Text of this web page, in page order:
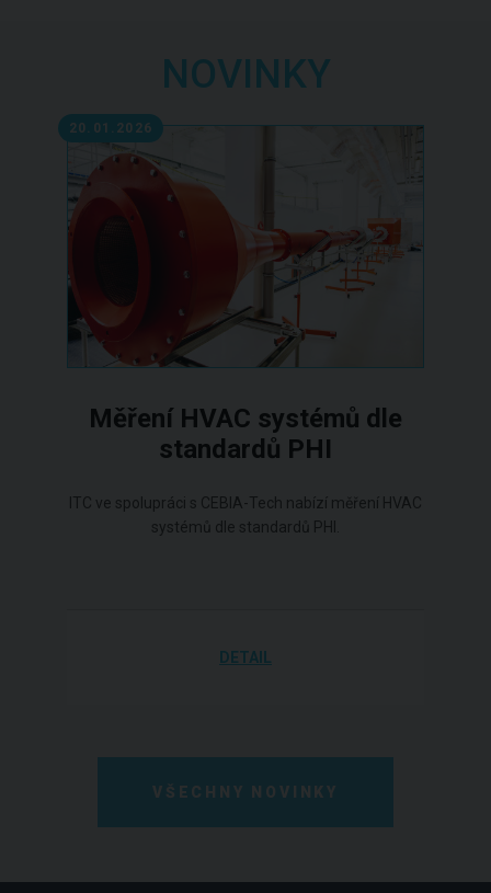
NOVINKY
20.01.2026
Měření HVAC systémů dle
standardů PHI
ITC ve spolupráci s CEBIA-Tech nabízí měření HVAC
systémů dle standardů PHI.
DETAIL
VŠECHNY NOVINKY